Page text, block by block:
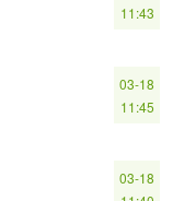
11:43
03-18
11:45
03-18